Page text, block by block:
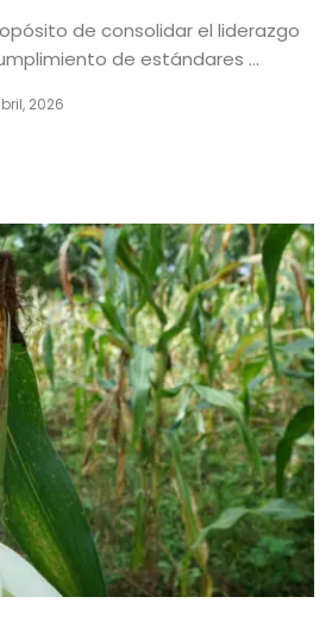
de consolidar el liderazgo
de estándares ...
2026